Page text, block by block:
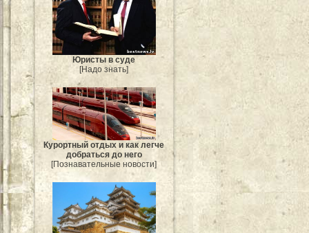
Юристы в суде
[Надо знать]
Курортный отдых и как легче
добраться до него
[Познавательные новости]